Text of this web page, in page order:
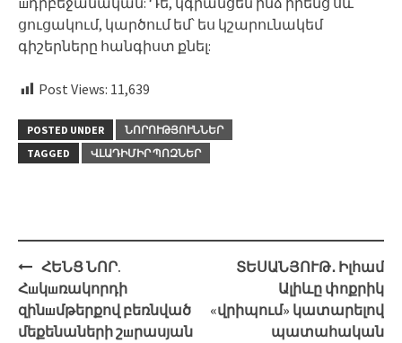
ցուցակում, կարծում եմ՝ ես կշարունակեմ
գիշերները հանգիստ քնել:
Post Views: 11,639
POSTED UNDER
ՆՈՐՈՒԹՅՈՒՆՆԵՐ
TAGGED
ՎԼԱԴԻՄԻՐ ՊՈԶՆԵՐ
Post
navigation
ՀԵՆՑ ՆՈՐ.
Հшկшռակորդի
զինшմթերքով բեռնված
մեքենաների շшրասյան
ՏԵՍԱՆՅՈՒԹ․ Իլհամ
Ալիևը փոքրիկ
«վրիպում» կատարելով
պատահական